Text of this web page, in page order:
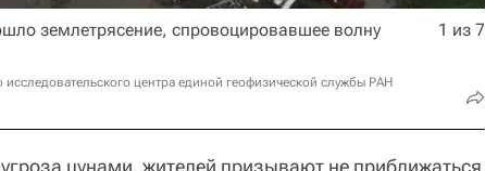
землетрясение, спровоцировавшее волну
центра единой геофизической службы РАН
1 из 7